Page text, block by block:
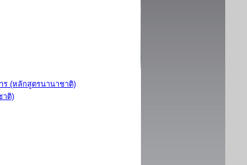
ร (หลักสูตรนานาชาติ)
าติ)